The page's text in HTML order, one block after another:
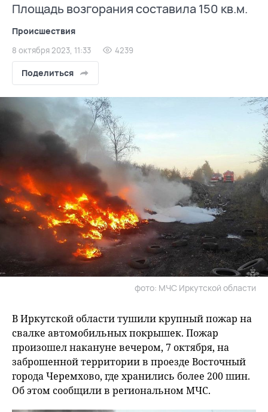
Площадь возгорания составила 150 кв.м.
Происшествия
8 октября 2023, 11:33 4239
Поделиться
фото: МЧС Иркутской области
В Иркутской области тушили крупный пожар на
свалке автомобильных покрышек. Пожар
произошел накануне вечером, 7 октября, на
заброшенной территории в проезде Восточный
города Черемхово, где хранились более 200 шин.
Об этом сообщили в региональном МЧС.